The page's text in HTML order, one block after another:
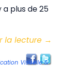
a plus de 25
la lecture →
Visuelle &